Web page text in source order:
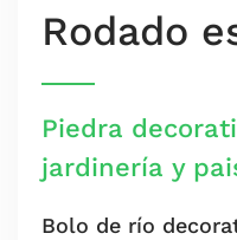
Rodado
Piedra decorativa natural para
jardinería y
Bolo de río decorativo de 4 a 8 cm de